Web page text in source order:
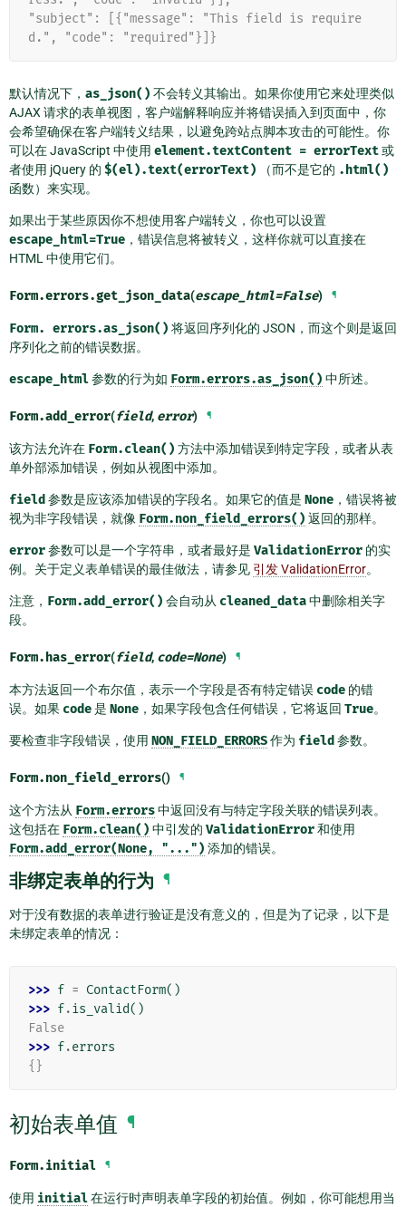
"subject": [{"message": "This field is require
d.", "code": "required"}]}
默认情况下， as_json() 不会转义其输出。如果你使用它来处理类似
AJAX 请求的表单视图，客户端解释响应并将错误插入到页面中，你
会希望确保在客户端转义结果，以避免跨站点脚本攻击的可能性。你
可以在 JavaScript 中使用 element.textContent = errorText或
者使用 jQuery 的 $(el).text(errorText) （而不是它的 .html()
函数）来实现。
如果出于某些原因你不想使用客户端转义，你也可以设置
escape_html=True ，错误信息将被转义，这样你就可以直接在
HTML 中使用它们。
Form.errors.get_json_data(escape_html=False) ¶
Form. errors.as_json() 将返回序列化的 JSON，而这个则是返回
序列化之前的错误数据。
escape_html参数的行为如 Form.errors.as_json() 中所述。
Form.add_error(field, error) ¶
该方法允许在 Form.clean() 方法中添加错误到特定字段，或者从表
单外部添加错误，例如从视图中添加。
field 参数是应该添加错误的字段名。如果它的值是 None ，错误将被
视为非字段错误，就像 Form.non_field_errors() 返回的那样。
error参数可以是一个字符串，或者最好是 ValidationError 的实
例。关于定义表单错误的最佳做法，请参见 引发 ValidationError。
注意， Form.add_error() 会自动从 cleaned_data中删除相关字
段。
Form.has_error(field, code=None) ¶
本方法返回一个布尔值，表示一个字段是否有特定错误 code 的错
误。如果 code是 None ，如果字段包含任何错误，它将返回 True。
要检查非字段错误，使用 NON_FIELD_ERRORS作为 field 参数。
Form.non_field_errors() ¶
这个方法从 Form.errors中返回没有与特定字段关联的错误列表。
这包括在 Form.clean() 中引发的 ValidationError和使用
Form.add_error(None, "...") 添加的错误。
非绑定表单的行为 ¶
对于没有数据的表单进行验证是没有意义的，但是为了记录，以下是
未绑定表单的情况：
>>> f = ContactForm()
>>> f.is_valid()
False
>>> f.errors
{}
初始表单值 ¶
Form.initial ¶
使用 initial在运行时声明表单字段的初始值。例如，你可能想用当